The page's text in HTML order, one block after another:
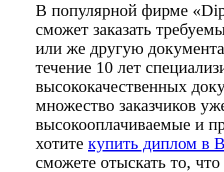
В популярной фирме
сможет заказать
или же другую
течение 10 лет
высококачественных
множество заказчиков
высокооплачиваемые и
хотите купить диплом в
сможете отыскать то,